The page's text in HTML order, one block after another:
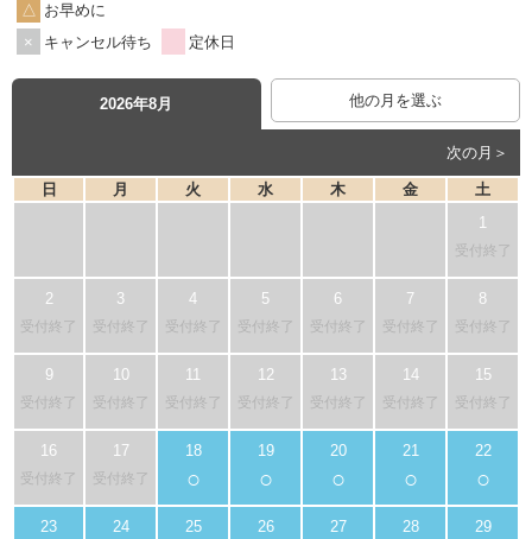
お早めに
キャンセル待ち
定休日
2026年8月 他の月を選ぶ
次の月＞
日 月 火 水 木 金 土
受付終了
受付終了 受付終了 受付終了 受付終了 受付終了 受付終了 受付終了
受付終了 受付終了 受付終了 受付終了 受付終了 受付終了 受付終了
受付終了 受付終了 ○ ○ ○ ○ ○